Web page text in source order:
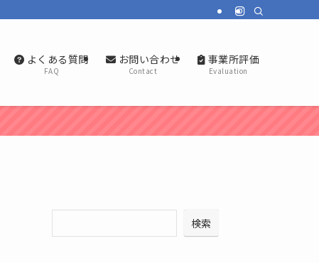
よくある質問
FAQ
お問い合わせ
Contact
事業所評価
Evaluation
検索